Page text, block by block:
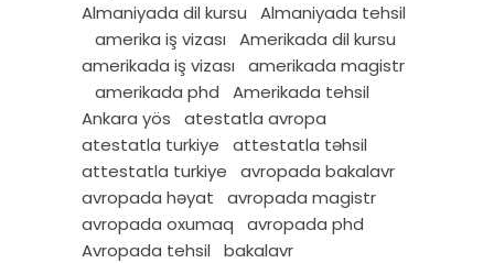
Almaniyada dil kursu
Almaniyada tehsil
amerika iş vizası
Amerikada dil kursu
amerikada iş vizası
amerikada magistr
amerikada phd
Amerikada tehsil
Ankara yös
atestatla avropa
atestatla turkiye
attestatla təhsil
attestatla turkiye
avropada bakalavr
avropada həyat
avropada magistr
avropada oxumaq
avropada phd
Avropada tehsil
bakalavr